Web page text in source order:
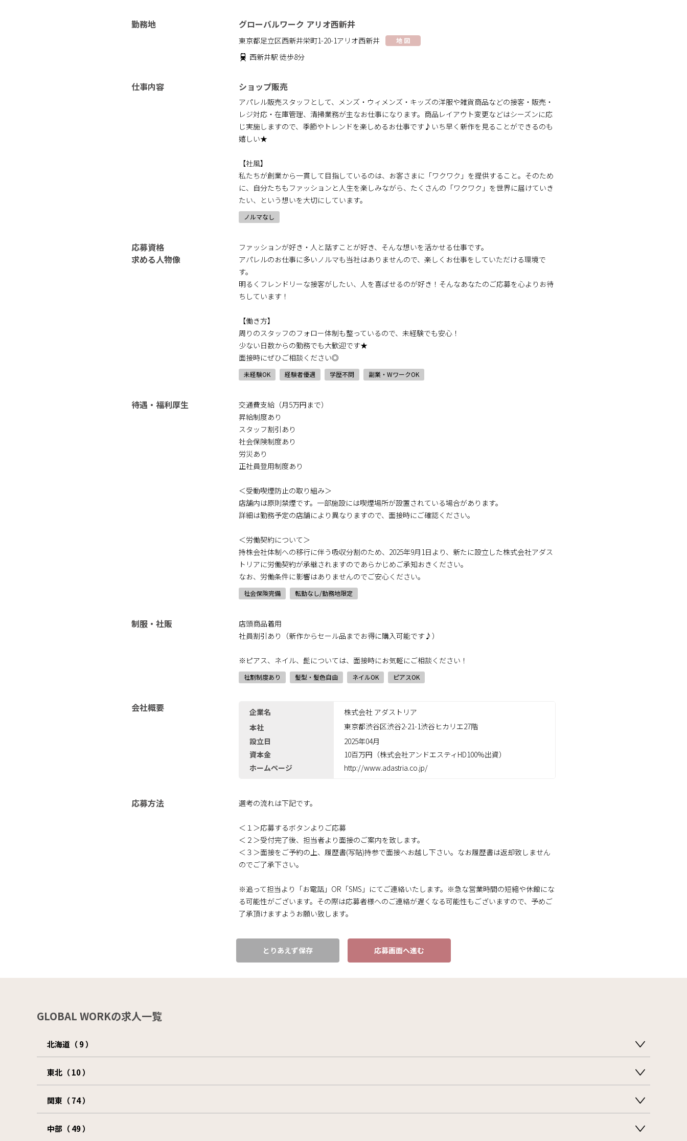
勤務地 グローバルワーク アリオ西新井
東京都足立区西新井栄町1-20-1アリオ西新井 地 図
西新井駅 徒歩8分
仕事内容 ショップ販売
アパレル販売スタッフとして、メンズ・ウィメンズ・キッズの洋服や雑貨商品などの接客・販売・
レジ対応・在庫管理、清掃業務が主なお仕事になります。商品レイアウト変更などはシーズンに応
じ実施しますので、季節やトレンドを楽しめるお仕事です♪いち早く新作を見ることができるのも
嬉しい★
【社風】
私たちが創業から一貫して目指しているのは、お客さまに「ワクワク」を提供すること。そのため
に、自分たちもファッションと人生を楽しみながら、たくさんの「ワクワク」を世界に届けていき
たい、という想いを大切にしています。
ノルマなし
応募資格
求める人物像
ファッションが好き・人と話すことが好き、そんな想いを活かせる仕事です。
アパレルのお仕事に多いノルマも当社はありませんので、楽しくお仕事をしていただける環境で
す。
明るくフレンドリーな接客がしたい、人を喜ばせるのが好き！そんなあなたのご応募を心よりお待
ちしています！
【働き方】
周りのスタッフのフォロー体制も整っているので、未経験でも安心！
少ない日数からの勤務でも大歓迎です★
面接時にぜひご相談ください◎
未経験OK 経験者優遇 学歴不問 副業・WワークOK
待遇・福利厚生
交通費支給（月5万円まで）
昇給制度あり
スタッフ割引あり
社会保険制度あり
労災あり
正社員登用制度あり
＜受動喫煙防止の取り組み＞
店舗内は原則禁煙です。一部施設には喫煙場所が設置されている場合があります。
詳細は勤務予定の店舗により異なりますので、面接時にご確認ください。
＜労働契約について＞
持株会社体制への移行に伴う吸収分割のため、2025年9月1日より、新たに設立した株式会社アダス
トリアに労働契約が承継されますのであらかじめご承知おきください。
なお、労働条件に影響はありませんのでご安心ください。
社会保険完備 転勤なし/勤務地限定
制服・社販
店頭商品着用
社員割引あり（新作からセール品までお得に購入可能です♪）
※ピアス、ネイル、髭については、面接時にお気軽にご相談ください！
社割制度あり 髪型・髪色自由 ネイルOK ピアスOK
会社概要 企業名
株式会社 アダストリア
本社
東京都渋谷区渋谷2-21-1渋谷ヒカリエ27階
設立日
2025年04月
資本金
10百万円（株式会社アンドエスティHD100%出資）
ホームページ
http://www.adastria.co.jp/
応募方法 選考の流れは下記です。
＜１＞応募するボタンよりご応募
＜２＞受付完了後、担当者より面接のご案内を致します。
＜３＞面接をご予約の上、履歴書(写貼)持参で面接へお越し下さい。なお履歴書は返却致しません
のでご了承下さい｡
※追って担当より「お電話」OR「SMS」にてご連絡いたします。※急な営業時間の短縮や休館にな
る可能性がございます。その際は応募者様へのご連絡が遅くなる可能性もございますので、予めご
了承頂けますようお願い致します。
とりあえず保存 応募画面へ進む
GLOBAL WORKの求人一覧
北海道（ 9 ）
東北（ 10 ）
関東（ 74 ）
中部（ 49 ）